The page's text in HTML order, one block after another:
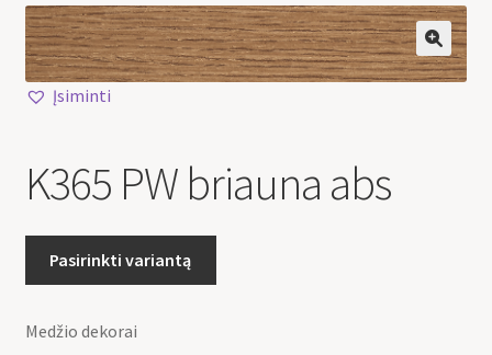
Profilis
🔍
Įsiminti
K365 PW briauna abs
Pasirinkti variantą
Medžio dekorai